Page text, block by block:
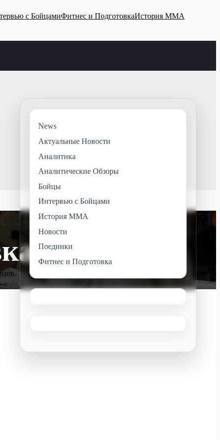
с БойцамиФитнес и ПодготовкаИстория ММА
News
Актуальные Новости
Аналитика
Аналитические Обзоры
Бойцы
Интервью с Бойцами
История ММА
Новости
Поединки
Фитнес и Подготовка